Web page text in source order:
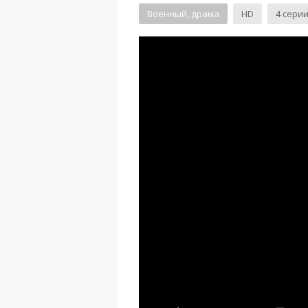
Военный, драма HD 4 серии